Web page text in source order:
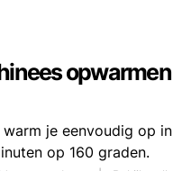
warm je eenvoudig op
op 160 graden.